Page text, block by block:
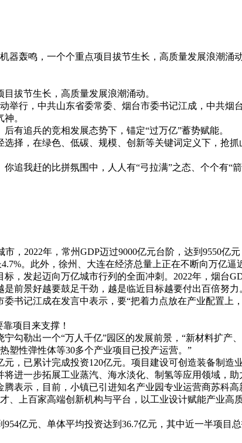
器轰鸣，一个个重点项目拔节生长，高质量发展浪潮
拔节生长，高质量发展浪潮涌动。
行，中共山东省委常委、烟台市委书记江成，中共烟
。
有追兵的竞相发展态势下，锚定“过万亿”蓄势赋能。
择，在绿色、低碳、规模、创新等关键词定义下，抢
追我赶的比拼氛围中，人人有“弓拉满”之态、个个有“
2022年，常州GDP迈过9000亿元台阶，达到9550亿
。此外，徐州、大连在经济总量上正在不断向万亿逼
，发起迈向万亿城市行列的全面冲刺。2022年，烟台
前景好越要鼓足干劲，越是临近目标越要付出百倍努力
书记江成在发言中表示，要“把着力点放在产业配置上
项目来支撑！
勾勒出一个“万人千亿”园区的发展前景，“新材料扩产
塑性弹性体等30多个产业项目已投产运营。”
，已累计完成投资120亿元。项目建设可创造装备制造
进一步拓展工业蒸汽、海水淡化、制氢等应用领域，助
表示，目前，小镇已引进知名产业园专业运营商苏科
、上百家高端创新机构与平台，以工业设计赋能产业高
亿元、单体平均投资达到36.7亿元，其中近一半项目